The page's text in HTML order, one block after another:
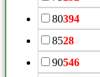
80394
8528
90546